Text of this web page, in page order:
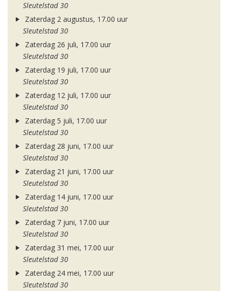
Sleutelstad 30
Zaterdag 2 augustus, 17.00 uur
Sleutelstad 30
Zaterdag 26 juli, 17.00 uur
Sleutelstad 30
Zaterdag 19 juli, 17.00 uur
Sleutelstad 30
Zaterdag 12 juli, 17.00 uur
Sleutelstad 30
Zaterdag 5 juli, 17.00 uur
Sleutelstad 30
Zaterdag 28 juni, 17.00 uur
Sleutelstad 30
Zaterdag 21 juni, 17.00 uur
Sleutelstad 30
Zaterdag 14 juni, 17.00 uur
Sleutelstad 30
Zaterdag 7 juni, 17.00 uur
Sleutelstad 30
Zaterdag 31 mei, 17.00 uur
Sleutelstad 30
Zaterdag 24 mei, 17.00 uur
Sleutelstad 30